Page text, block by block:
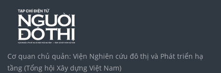
Cơ quan chủ quản: Viện Nghiên cứu đô thị và Phát triển hạ
tầng (Tổng hội Xây dựng Việt Nam)